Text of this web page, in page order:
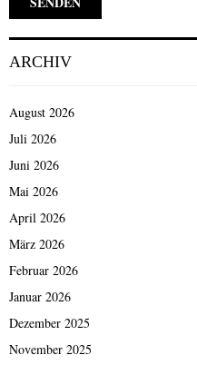
ARCHIV
August 2026
Juli 2026
Juni 2026
Mai 2026
April 2026
März 2026
Februar 2026
Januar 2026
Dezember 2025
November 2025